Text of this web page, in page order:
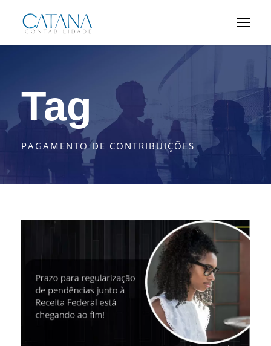
Tag
PAGAMENTO DE CONTRIBUIÇÕES